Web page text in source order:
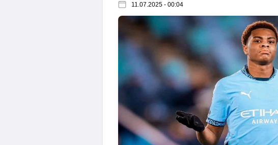
11.07.2025 - 00:04